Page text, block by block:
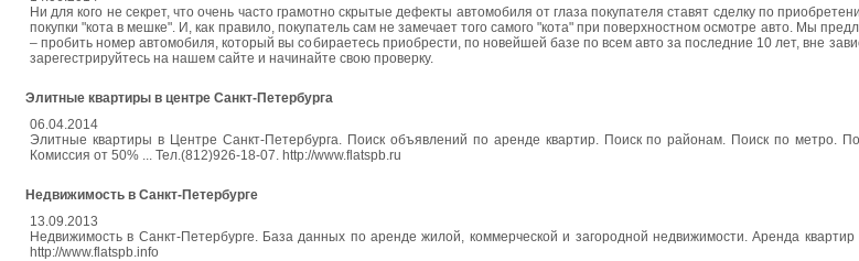
Ни для кого не секрет, что очень часто грамотно скрытые дефекты автомобиля от глаза покупателя ставят сделку по
покупки "кота в мешке". И, как правило, покупатель сам не замечает того самого "кота" при поверхностном осмотре авто. Мы
– пробить номер автомобиля, который вы собираетесь приобрести, по новейшей базе по всем авто за последние 10 лет, вне
зарегестрируйтесь на нашем сайте и начинайте свою проверку.
Элитные квартиры в центре Санкт-Петербурга
06.04.2014
Элитные квартиры в Центре Санкт-Петербурга. Поиск объявлений по аренде квартир. Поиск по районам. Поиск по
Комиссия от 50% ... Тел.(812)926-18-07. http://www.flatspb.ru
Недвижимость в Санкт-Петербурге
13.09.2013
Недвижимость в Санкт-Петербурге. База данных по аренде жилой, коммерческой и загородной недвижимости. Аренда
http://www.flatspb.info